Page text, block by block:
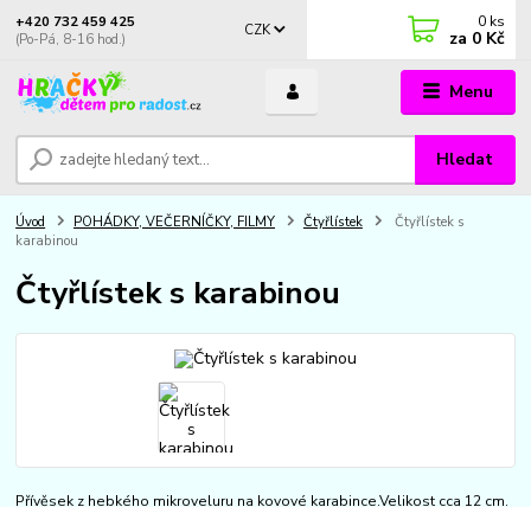
Menu
CZK
Hledat
+420 732 459 425
(Po-Pá, 8-16 hod.)
0 ks
za 0 Kč
Úvod POHÁDKY, VEČERNÍČKY, FILMY Čtyřlístek
Čtyřlístek s
karabinou
Čtyřlístek s karabinou
Přívěsek z hebkého mikroveluru na kovové karabince.Velikost cca 12 cm.